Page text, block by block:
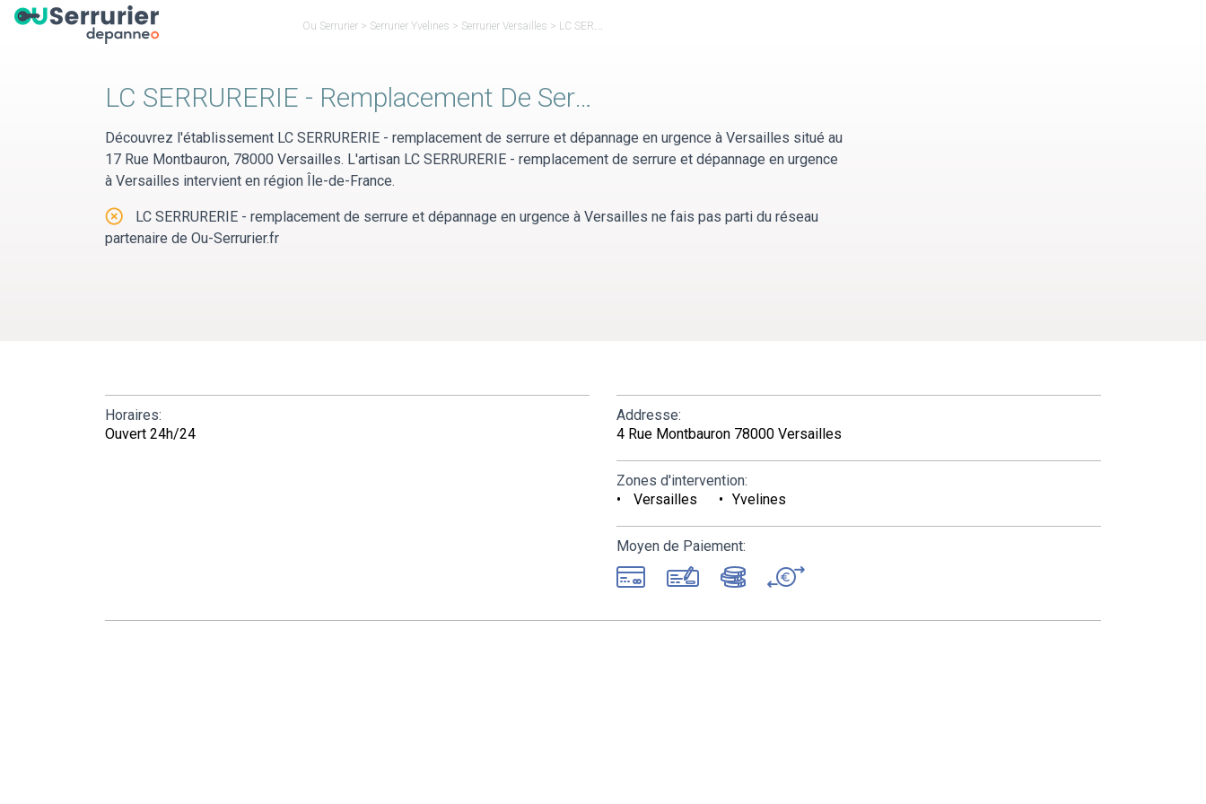
Panneau de gestion des cookies
Ou Serrurier > Serrurier Yvelines > Serrurier Versailles > LC SERRURERIE – remplacement de serrure et dépannage en urgence à Versailles
LC SERRURERIE - Remplacement De Serrure Et Dépannage En Urgence À Versailles
Découvrez l'établissement LC SERRURERIE - remplacement de serrure et dépannage en urgence à Versailles situé au
17 Rue Montbauron, 78000 Versailles. L'artisan LC SERRURERIE - remplacement de serrure et dépannage en urgence
à Versailles intervient en région Île-de-France.
LC SERRURERIE - remplacement de serrure et dépannage en urgence à Versailles ne fais pas parti du réseau
partenaire de Ou-Serrurier.fr
Horaires:
Ouvert 24h/24
Addresse:
4 Rue Montbauron 78000 Versailles
Zones d'intervention:
Versailles
Yvelines
Moyen de Paiement: